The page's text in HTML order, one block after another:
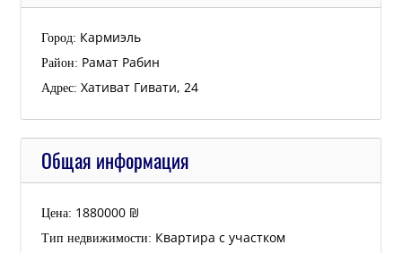
Город: Кармиэль
Район: Рамат Рабин
Адрес: Хативат Гивати, 24
Общая информация
Цена: 1880000 ₪
Тип недвижимости: Квартира с участком